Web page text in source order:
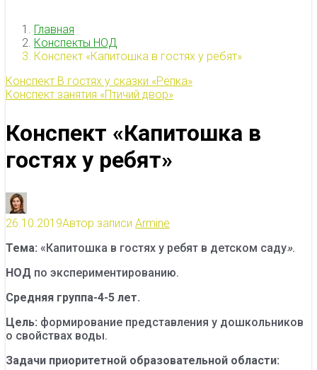
Главная
Конспекты НОД
Конспект «Капитошка в гостях у ребят»
Конспект В гостях у сказки «Репка»
Конспект занятия «Птичий двор»
Конспект «Капитошка в
гостях у ребят»
26.10.2019Автор записи Armine
Тема: «Капитошка в гостях у ребят в детском саду».
НОД по экспериментированию.
Средняя группа-4-5 лет.
Цель: формирование представления у дошкольников
о свойствах воды.
Задачи приоритетной образовательной области: